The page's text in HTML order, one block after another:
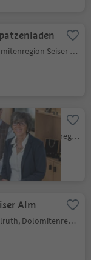
Kastelruth, Dolomitenregion Seiser Alm
Völs, Völs am Schlern, Dolomitenregion Seiser Alm
Alm
Seiseralm, Kastelruth, Dolomitenregion Seiser Alm